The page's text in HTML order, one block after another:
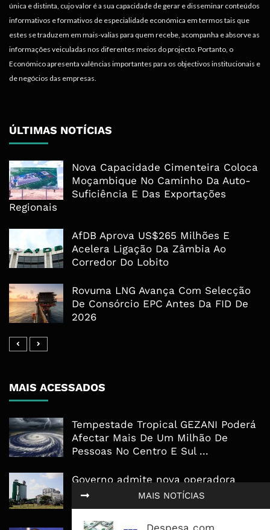
MAIS NOTÍCIAS
Despesa com
única e distinta, cujo valor é a sua capacidade de gerar e disseminar conteúdos
informativos e formativos de especialidade económica em termos tais que
estes se traduzem em mais-valias para quem recebe, acompanha e absorve as
informações veiculadas nos diferentes meios do projecto. Portanto, o
Económico apresenta valências importantes para os objectivos institucionais e
de negócios das empresas.
ÚLTIMAS NOTÍCIAS
Nova Capacidade Cimenteira Coloca
Moçambique No Caminho Da Auto-
Suficiência E Das Exportações
Regionais
AfDB Aprova US$265 Milhões E
Acelera Ligação Da Zâmbia Ao
Corredor Do Lobito
Rovuma LNG Avança Com Selecção
De Consórcio EPC Antes Da FID De
2026
MAIS ACESSADOS
Tempestade Tropical GEZANI Poderá
Afectar Mais De Um Milhão De
Pessoas No Centro E Sul ...
Governo admite nova operadora
para a Mozal após suspensão das
operações